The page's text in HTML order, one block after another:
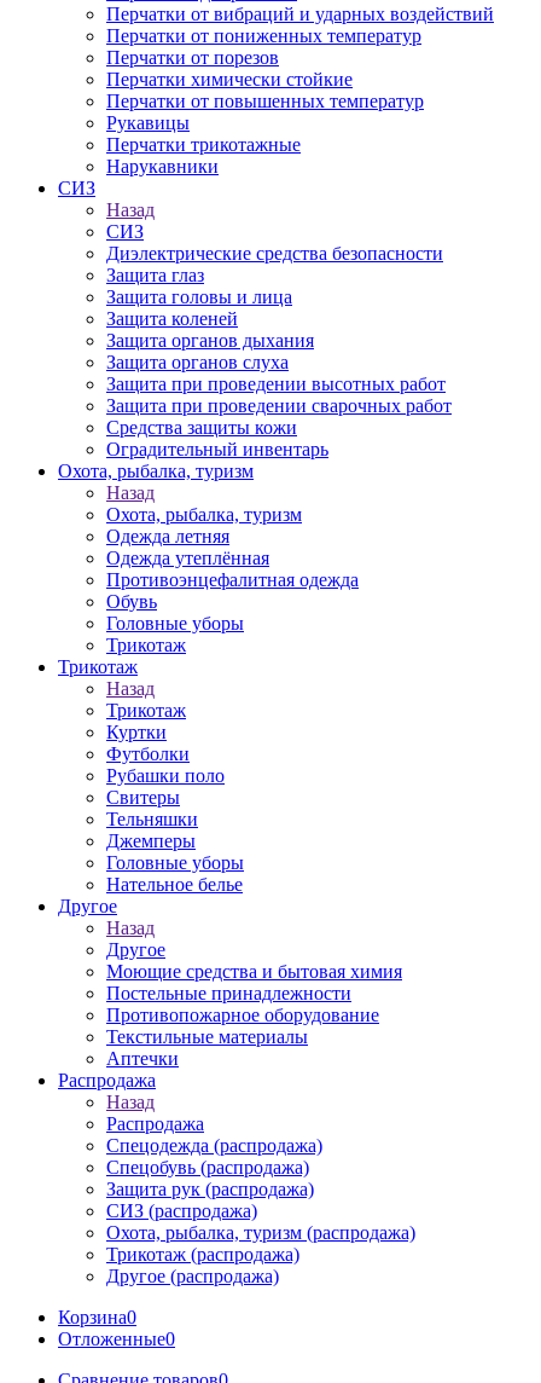
Перчатки от вибраций и ударных воздействий
Перчатки от пониженных температур
Перчатки от порезов
Перчатки химически стойкие
Перчатки от повышенных температур
Рукавицы
Перчатки трикотажные
Нарукавники
СИЗ
Назад
СИЗ
Диэлектрические средства безопасности
Защита глаз
Защита головы и лица
Защита коленей
Защита органов дыхания
Защита органов слуха
Защита при проведении высотных работ
Защита при проведении сварочных работ
Средства защиты кожи
Оградительный инвентарь
Охота, рыбалка, туризм
Назад
Охота, рыбалка, туризм
Одежда летняя
Одежда утеплённая
Противоэнцефалитная одежда
Обувь
Головные уборы
Трикотаж
Трикотаж
Назад
Трикотаж
Куртки
Футболки
Рубашки поло
Свитеры
Тельняшки
Джемперы
Головные уборы
Нательное белье
Другое
Назад
Другое
Моющие средства и бытовая химия
Постельные принадлежности
Противопожарное оборудование
Текстильные материалы
Аптечки
Распродажа
Назад
Распродажа
Спецодежда (распродажа)
Спецобувь (распродажа)
Защита рук (распродажа)
СИЗ (распродажа)
Охота, рыбалка, туризм (распродажа)
Трикотаж (распродажа)
Другое (распродажа)
Корзина0
Отложенные0